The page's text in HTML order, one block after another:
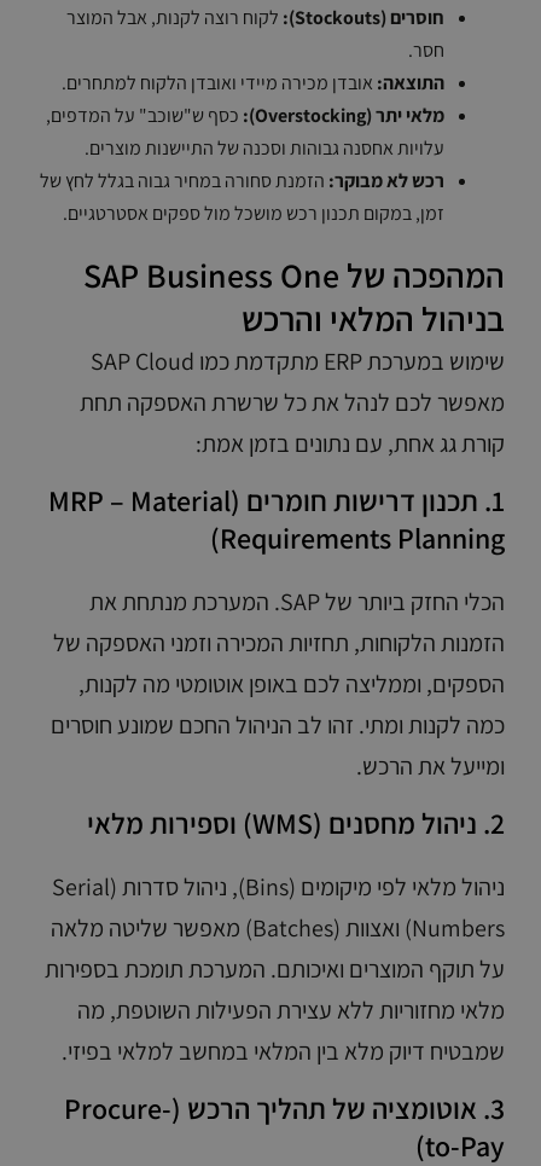
חוסרים (Stockouts):
לקוח רוצה לקנות, אבל המוצר
חסר.
התוצאה: אובדן מכירה מיידי ואובדן הלקוח למתחרים.
מלאי יתר (Overstocking):
כסף ש"שוכב" על המדפים,
עלויות אחסנה גבוהות וסכנה של התיישנות מוצרים.
רכש לא מבוקר: הזמנת סחורה במחיר גבוה בגלל לחץ של
זמן, במקום תכנון רכש מושכל מול ספקים אסטרטגיים.
המהפכה של SAP Business One
בניהול המלאי והרכש
שימוש במערכת ERP מתקדמת כמו SAP Cloud
מאפשר לכם לנהל את כל שרשרת האספקה תחת
קורת גג אחת, עם נתונים בזמן אמת:
1. תכנון דרישות חומרים (MRP – Material
Requirements Planning)
הכלי החזק ביותר של SAP. המערכת מנתחת את
הזמנות הלקוחות, תחזיות המכירה וזמני האספקה של
הספקים, וממליצה לכם באופן אוטומטי מה לקנות,
כמה לקנות ומתי. זהו לב הניהול החכם שמונע חוסרים
ומייעל את הרכש.
2. ניהול מחסנים (WMS) וספירות מלאי
ניהול מלאי לפי מיקומים (Bins), ניהול סדרות (Serial
Numbers) ואצוות (Batches) מאפשר שליטה מלאה
על תוקף המוצרים ואיכותם. המערכת תומכת בספירות
מלאי מחזוריות ללא עצירת הפעילות השוטפת, מה
שמבטיח דיוק מלא בין המלאי במחשב למלאי בפיזי.
3. אוטומציה של תהליך הרכש (Procure-
to-Pay)